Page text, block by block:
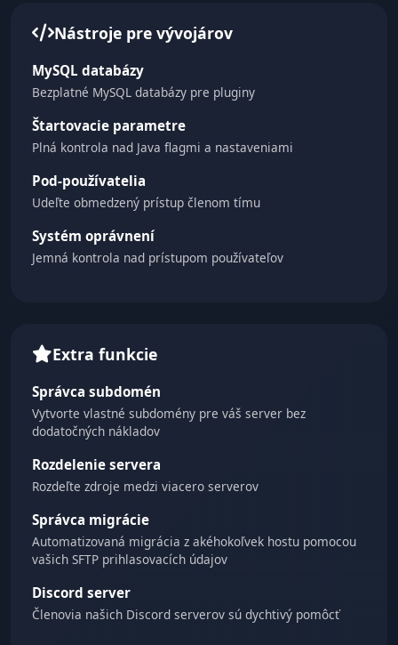
Nástroje pre vývojárov
MySQL databázy
Bezplatné MySQL databázy pre pluginy
Štartovacie parametre
Plná kontrola nad Java flagmi a nastaveniami
Pod-používatelia
Udeľte obmedzený prístup členom tímu
Systém oprávnení
Jemná kontrola nad prístupom používateľov
Extra funkcie
Správca subdomén
Vytvorte vlastné subdomény pre váš server bez
dodatočných nákladov
Rozdelenie servera
Rozdeľte zdroje medzi viacero serverov
Správca migrácie
Automatizovaná migrácia z akéhokoľvek hostu pomocou
vašich SFTP prihlasovacích údajov
Discord server
Členovia našich Discord serverov sú dychtivý pomôcť